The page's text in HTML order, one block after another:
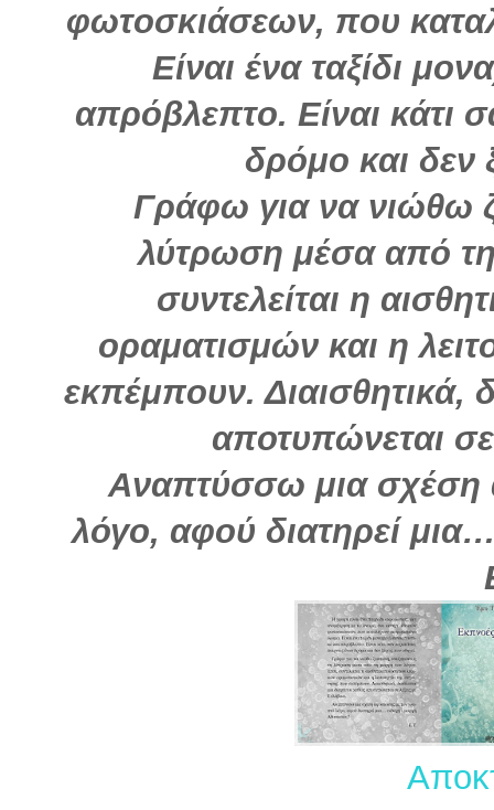
φωτοσκιάσεων, που
Eίναι ένα ταξίδι
απρόβλεπτο. Είναι κάτι
δρόμο και δεν
Γράφω για να νιώθω
λύτρωση μέσα από
συντελείται η
οραματισμών και η
εκπέμπουν. Διαισθητικά,
αποτυπώνεται
Aναπτύσσω μια σχέση
λόγο, αφού διατηρεί